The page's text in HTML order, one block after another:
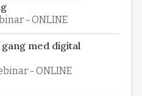
- ONLINE
med digital
- ONLINE